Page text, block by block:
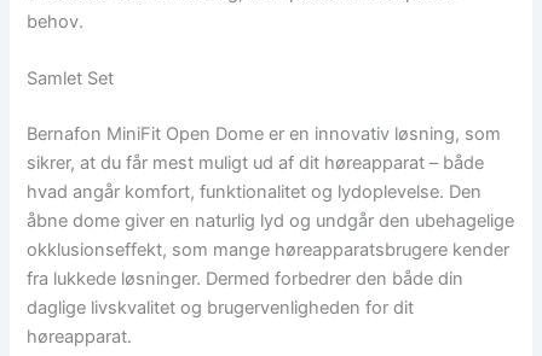
behov.
Samlet Set
Bernafon MiniFit Open Dome er en innovativ løsning, som
sikrer, at du får mest muligt ud af dit høreapparat – både
hvad angår komfort, funktionalitet og lydoplevelse. Den
åbne dome giver en naturlig lyd og undgår den ubehagelige
okklusionseffekt, som mange høreapparatsbrugere kender
fra lukkede løsninger. Dermed forbedrer den både din
daglige livskvalitet og brugervenligheden for dit
høreapparat.